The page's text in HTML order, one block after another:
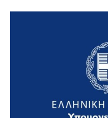
ΕΠΙΚΑΙΡΟΤΗΤΑ